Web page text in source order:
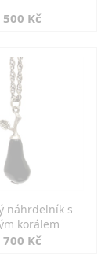
500 Kč
náhrdelník s
korálem
700 Kč